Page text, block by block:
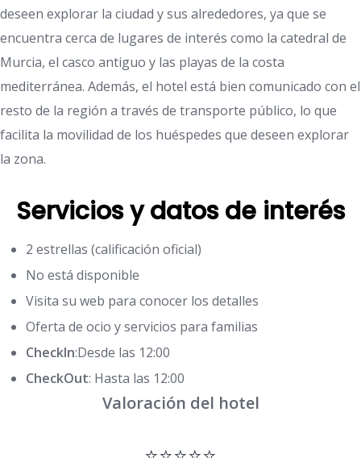
deseen explorar la ciudad y sus alrededores, ya que se
encuentra cerca de lugares de interés como la catedral de
Murcia, el casco antiguo y las playas de la costa
mediterránea. Además, el hotel está bien comunicado con el
resto de la región a través de transporte público, lo que
facilita la movilidad de los huéspedes que deseen explorar
la zona.
Servicios y datos de interés
2 estrellas (calificación oficial)
No está disponible
Visita su web para conocer los detalles
Oferta de ocio y servicios para familias
CheckIn:Desde las 12:00
CheckOut: Hasta las 12:00
Valoración del hotel